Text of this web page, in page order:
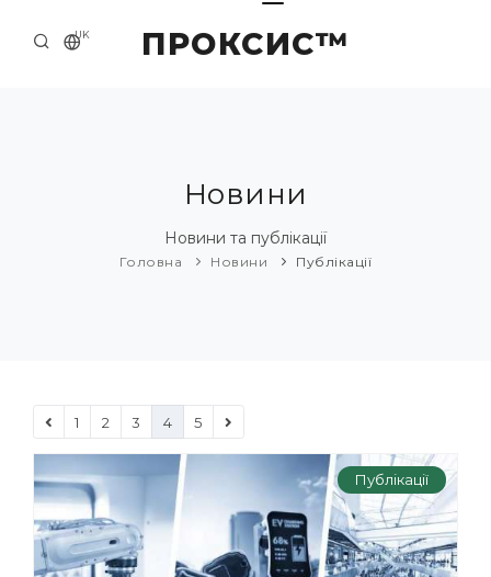
ПРОКСИС™
UK
ПРИКЛАДИ ТА РІШЕННЯ
Новини
Новини та публікації
Головна Новини Публікації
1 2 3 4 5
Публікації